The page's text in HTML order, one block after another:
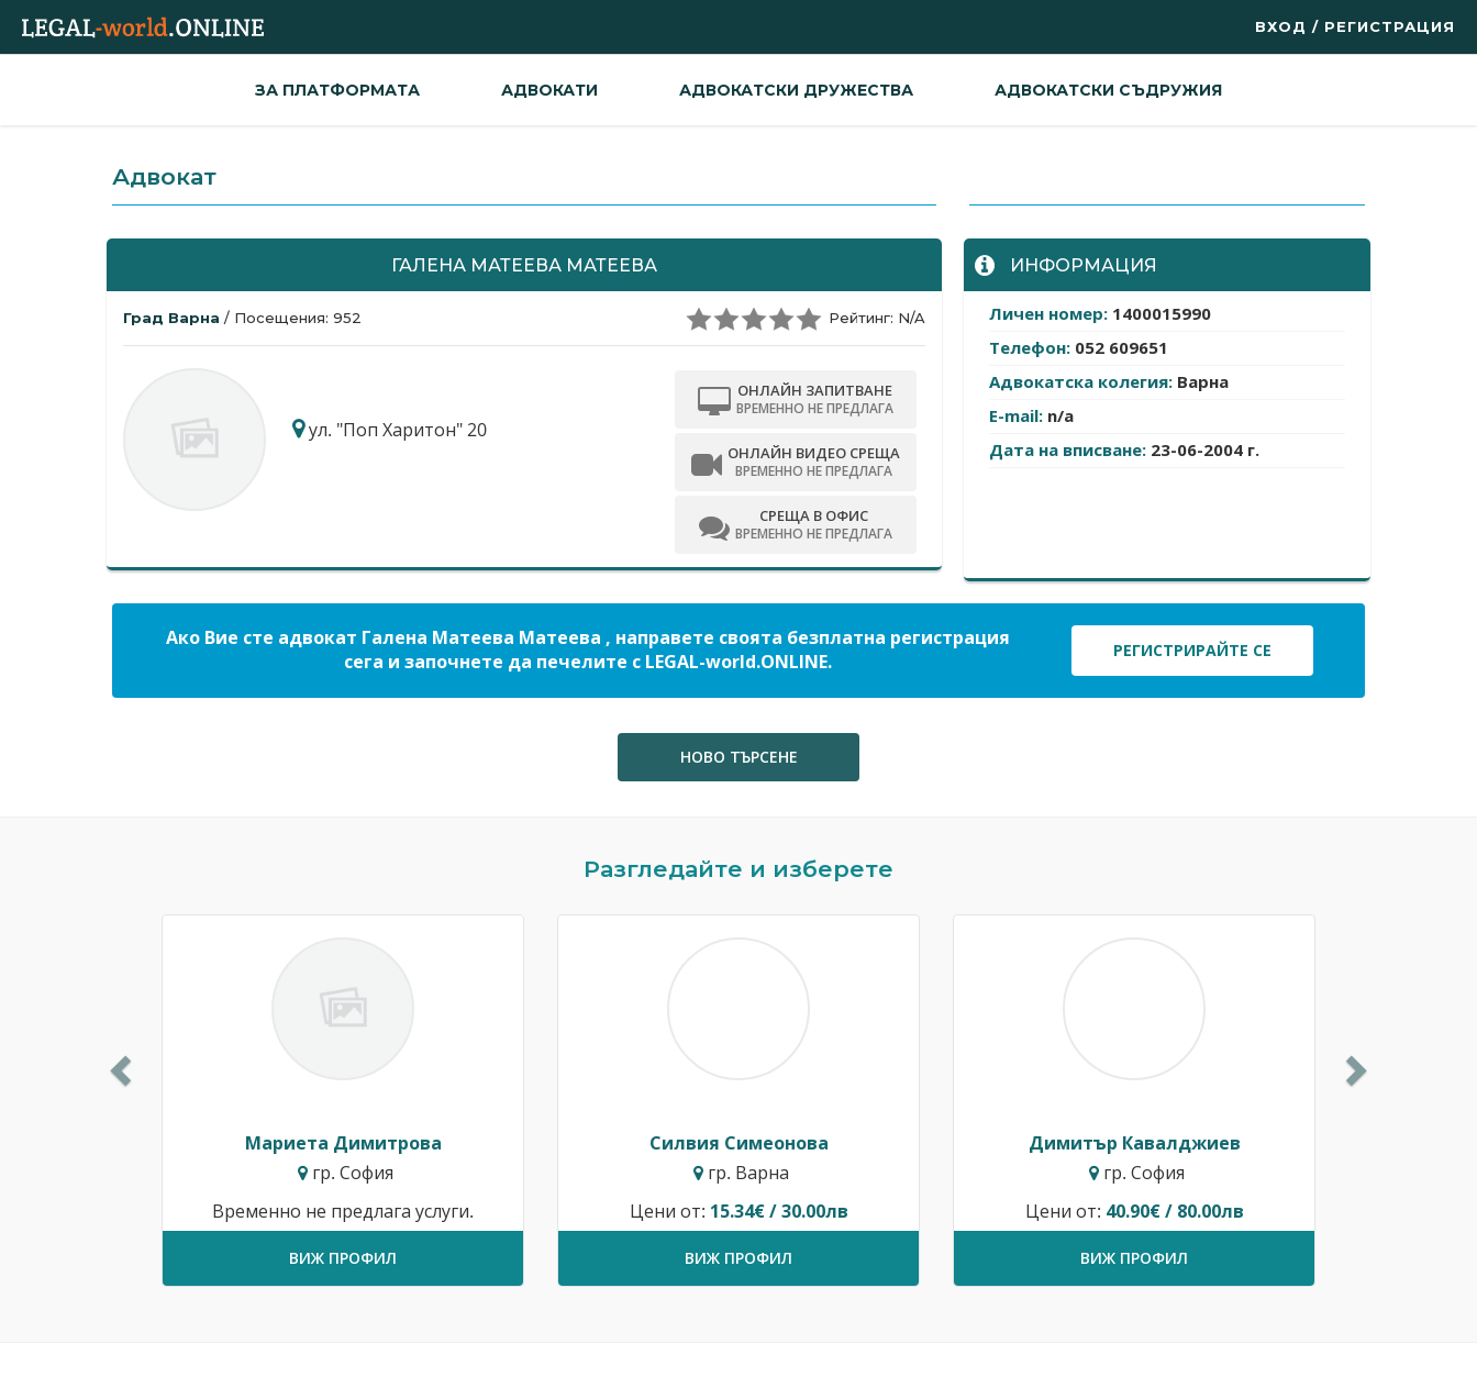
ВХОД / РЕГИСТРАЦИЯ
ЗА ПЛАТФОРМАТА АДВОКАТИ АДВОКАТСКИ ДРУЖЕСТВА АДВОКАТСКИ СЪДРУЖИЯ
Адвокат
ГАЛЕНА МАТЕЕВА МАТЕЕВА
Град Варна / Посещения: 952 Рейтинг: N/A
ул. "Поп Харитон" 20
ОНЛАЙН ЗАПИТВАНЕ
ВРЕМЕННО НЕ ПРЕДЛАГА
ОНЛАЙН ВИДЕО СРЕЩА
ВРЕМЕННО НЕ ПРЕДЛАГА
СРЕЩА В ОФИС
ВРЕМЕННО НЕ ПРЕДЛАГА
ИНФОРМАЦИЯ
Личен номер: 1400015990
Телефон: 052 609651
Адвокатска колегия: Варна
E-mail: n/a
Дата на вписване: 23-06-2004 г.
Ако Вие сте адвокат Галена Матеева Матеева , направете своята безплатна регистрация
сега и започнете да печелите с LEGAL-world.ONLINE.
РЕГИСТРИРАЙТЕ СЕ
НОВО ТЪРСЕНЕ
Разгледайте и изберете
Мариета Димитрова
гр. София
Временно не предлага услуги.
ВИЖ ПРОФИЛ
Силвия Симеонова
гр. Варна
Цени от: 15.34€ / 30.00лв
ВИЖ ПРОФИЛ
Димитър Кавалджиев
гр. София
Цени от: 40.90€ / 80.00лв
ВИЖ ПРОФИЛ